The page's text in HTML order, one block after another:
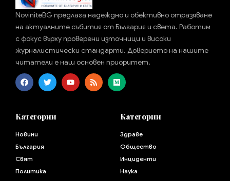
NoviniteBG предлага надеждно и обективно отразяване
на актуалните събития от България и света. Работим
с фокус върху проверени източници и високи
журналистически стандарти. Доверието на нашите
читатели е наш основен приоритет.
Категории
Новини
България
Свят
Политика
Категории
Здраве
Общество
Инциденти
Наука